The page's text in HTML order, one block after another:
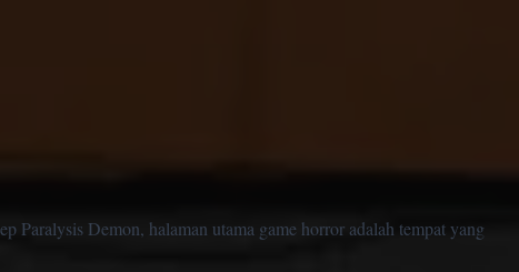
Paralysis Demon, halaman utama game horror adalah tempat yang